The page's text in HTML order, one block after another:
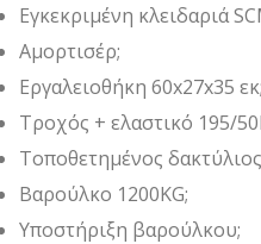
Εγκεκριμένη κλειδαριά
Αμορτισέρ;
Εργαλειοθήκη 60x27x35 εκ;
Τροχός + ελαστικό 195/
Τοποθετημένος
Βαρούλκο 1200KG;
Υποστήριξη βαρούλκου;